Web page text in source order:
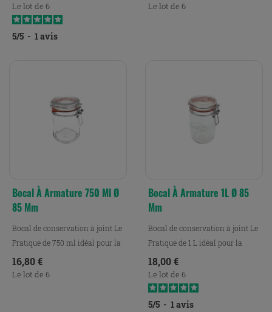
Le lot de 6
5/5 - 1avis
Le lot de 6
Bocal À Armature 750 Ml Ø
85 Mm
Bocal de conservation à joint Le
Pratique de 750 ml idéal pour la
conservation,...
Prix
16,80 €
Le lot de 6
Bocal À Armature 1L Ø 85
Mm
Bocal de conservation à joint Le
Pratique de 1 L idéal pour la
conservation, le...
Prix
18,00 €
Le lot de 6
5/5 - 1avis